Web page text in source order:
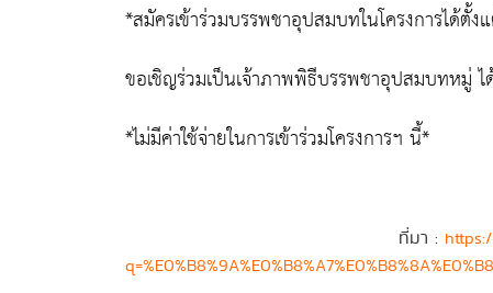
*สมัครเข้าร่วมบรรพชาอุปสมบทในโครงการได้ตั้
ขอเชิญร่วมเป็นเจ้าภาพพิธีบรรพชาอุปสมบทหมู่
*ไม่มีค่าใช้จ่ายในการเข้าร่วมโครงการฯ นี้*
ที่มา :